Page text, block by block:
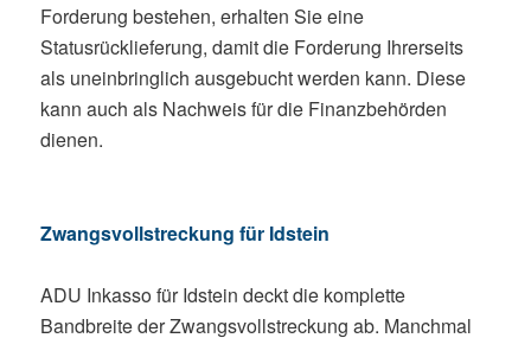
Forderung bestehen, erhalten Sie eine
Statusrücklieferung, damit die Forderung Ihrerseits
als uneinbringlich ausgebucht werden kann. Diese
kann auch als Nachweis für die Finanzbehörden
dienen.
Zwangsvollstreckung für Idstein
ADU Inkasso für Idstein deckt die komplette
Bandbreite der Zwangsvollstreckung ab. Manchmal